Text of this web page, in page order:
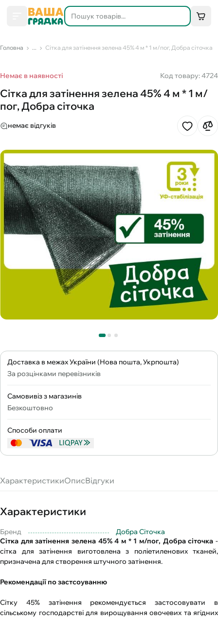
Головна ... Сітка для затінення зелена 45% 4 м * 1 м/пог, Добра сіточка
Немає в наявності Код товару: 4724
Сітка для затінення зелена 45% 4 м * 1 м/
пог, Добра сіточка
немає відгуків
Доставка в межах України (Нова пошта, Укрпошта)
За розцінками перевізників
Самовивіз з магазинів
Безкоштовно
Способи оплати
ХарактеристикиОписВідгуки
Характеристики
Бренд
Добра Cіточка
Сітка для затінення зелена 45% 4 м * 1 м/пог, Добра сіточка -
сітка для затінення виготовлена з поліетиленових тканей,
призначена для створення штучного затінення.
Рекомендації по застсоуванню
Сітку 45% затінення рекомендується застосовувати в
сільському господарстві для вирощування овочевих та ягідних